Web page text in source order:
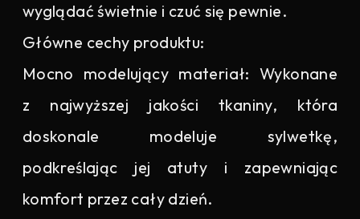
wyglądać świetnie i czuć się pewnie.
Główne cechy produktu:
Mocno modelujący materiał: Wykonane
z najwyższej jakości tkaniny, która
doskonale modeluje sylwetkę,
podkreślając jej atuty i zapewniając
komfort przez cały dzień.